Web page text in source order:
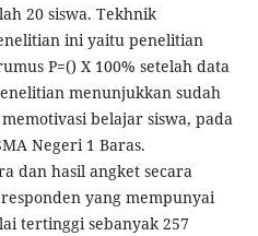
20 siswa. Tekhnik
ini yaitu penelitian
P=() X 100% setelah data
menunjukkan sudah
belajar siswa, pada
Negeri 1 Baras.
dan hasil angket secara
yang mempunyai
tertinggi sebanyak 257